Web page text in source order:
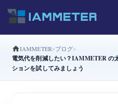
製品
単相Wi-Fiエネルギ
分相Wi-Fiエネルギ
IAMMETER ブログ
電気代を削減したい？IAMMETER の
ションを試してみましょう